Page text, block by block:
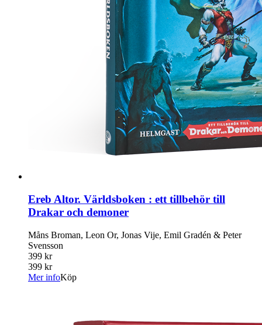
Ereb Altor. Världsboken : ett tillbehör till
Drakar och demoner
Måns Broman, Leon Or, Jonas Vije, Emil Gradén & Peter
Svensson
399 kr
399 kr
Mer infoKöp